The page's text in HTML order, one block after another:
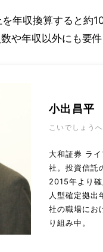
年収換算すると約
や年収以外にも要
小出昌平
こいでしょう
大和証券 ラ
社。投資信託
2015年より
人型確定拠出
社の職場にお
り組み中。